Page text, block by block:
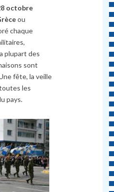
octobre
ou
chaque
plupart des
sont
fête, la veille
les
pays.